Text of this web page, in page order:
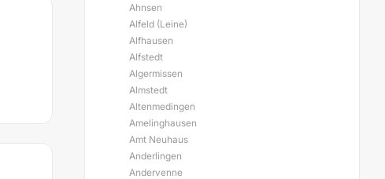
Ahnsen
Alfeld (Leine)
Alfhausen
Alfstedt
Algermissen
Almstedt
Altenmedingen
Amelinghausen
Amt Neuhaus
Anderlingen
Andervenne